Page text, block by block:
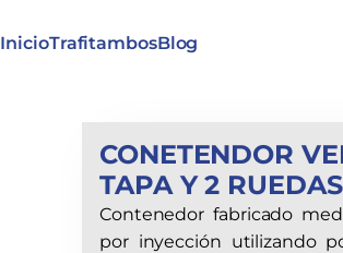
InicioTrafitambosBlog
CONETENDOR
TAPA Y 2 RUEDAS
Contenedor fabricado
por inyección utilizando